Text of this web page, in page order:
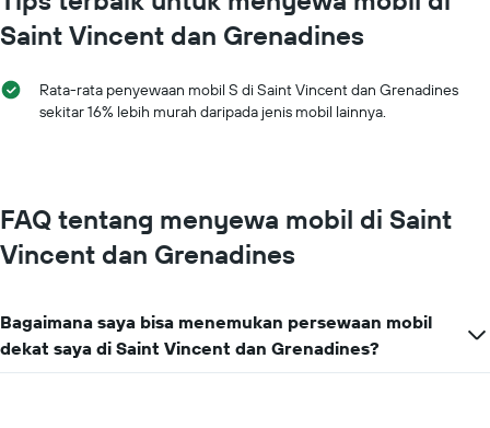
rata-
rata
sewa
mobil
Saint Vincent dan Grenadines
Rata-rata penyewaan mobil S di Saint Vincent dan Grenadines
sekitar 16% lebih murah daripada jenis mobil lainnya.
FAQ tentang menyewa mobil di Saint
Vincent dan Grenadines
Bagaimana saya bisa menemukan persewaan mobil
dekat saya di Saint Vincent dan Grenadines?